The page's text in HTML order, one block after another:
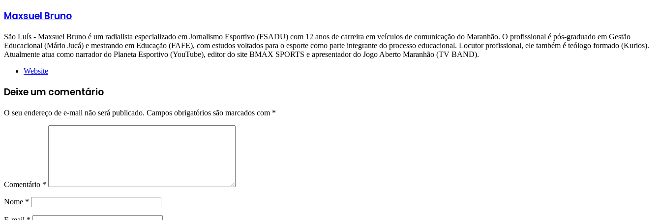
Maxsuel Bruno
São Luís - Maxsuel Bruno é um radialista especializado em Jornalismo Esportivo (FSADU) com 12 anos de carreira em veículos de comunicação do Maranhão. O profissional é pós-graduado em Gestão
Educacional (Mário Jucá) e mestrando em Educação (FAFE), com estudos voltados para o esporte como parte integrante do processo educacional. Locutor profissional, ele também é teólogo formado (Kurios).
Atualmente atua como narrador do Planeta Esportivo (YouTube), editor do site BMAX SPORTS e apresentador do Jogo Aberto Maranhão (TV BAND).
Website
Deixe um comentário
O seu endereço de e-mail não será publicado. Campos obrigatórios são marcados com *
Comentário *
Nome *